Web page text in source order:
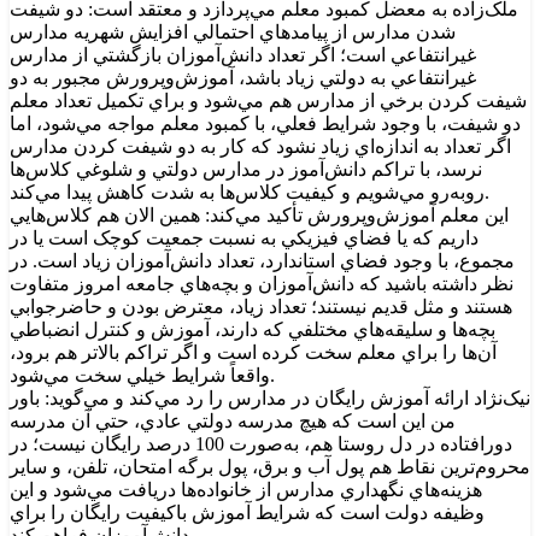
ملک‌زاده به معضل کمبود معلم مي‌پردازد و معتقد است: دو شيفت
شدن مدارس از پيامدهاي احتمالي افزايش شهريه مدارس
غيرانتفاعي است؛ اگر تعداد دانش‌آموزان بازگشتي از مدارس
غيرانتفاعي به دولتي زياد باشد، آموزش‌وپرورش مجبور به دو
شيفت کردن برخي از مدارس هم مي‌شود و براي تکميل تعداد معلم
دو شيفت، با وجود شرايط فعلي، با کمبود معلم مواجه مي‌شود، اما
اگر تعداد به اندازه‌اي زياد نشود که کار به دو شيفت کردن مدارس
نرسد، با تراکم دانش‌آموز در مدارس دولتي و شلوغي کلاس‌ها
روبه‌رو مي‌شويم و کيفيت کلاس‌ها به شدت کاهش پيدا مي‌کند.
اين معلم آموزش‌وپرورش تأکيد مي‌کند: همين الان هم کلاس‌هايي
داريم که يا فضاي فيزيکي به نسبت جمعيت کوچک است يا در
مجموع، با وجود فضاي استاندارد، تعداد دانش‌آموزان زياد است. در
نظر داشته باشيد که دانش‌آموزان و بچه‌هاي جامعه امروز متفاوت
هستند و مثل قديم نيستند؛ تعداد زياد، معترض بودن و حاضرجوابي
بچه‌ها و سليقه‌هاي مختلفي که دارند، آموزش و کنترل انضباطي
آن‌ها را براي معلم سخت کرده است و اگر تراکم بالاتر هم برود،
واقعاً شرايط خيلي سخت مي‌شود.
نيک‌نژاد ارائه آموزش رايگان در مدارس را رد مي‌کند و مي‌گويد: باور
من اين است که هيچ مدرسه دولتي عادي، حتي آن مدرسه
دورافتاده در دل روستا هم، به‌صورت 100 درصد رايگان نيست؛ در
محروم‌ترين نقاط هم پول آب و برق، پول برگه امتحان، تلفن، و ساير
هزينه‌هاي نگهداري مدارس از خانواده‌ها دريافت مي‌شود و اين
وظيفه دولت است که شرايط آموزش باکيفيت رايگان را براي